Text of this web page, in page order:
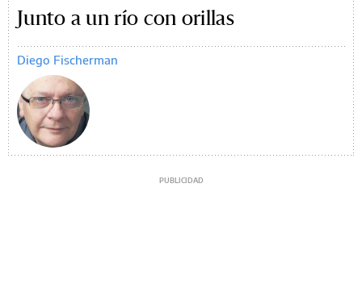
Junto a un río con orillas
Diego Fischerman